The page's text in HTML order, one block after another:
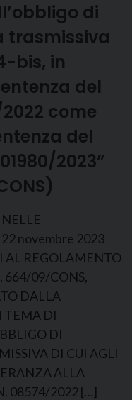
di
trasmissiva
bis, in
del
come
del
2023”
novembre 2023
REGOLAMENTO
664/09/CONS,
DALLA
TEMA DI
DI
DI CUI AGLI
ALLA
08574/2022 […]